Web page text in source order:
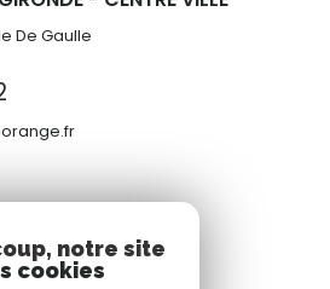
De Gaulle
notre site
cookies